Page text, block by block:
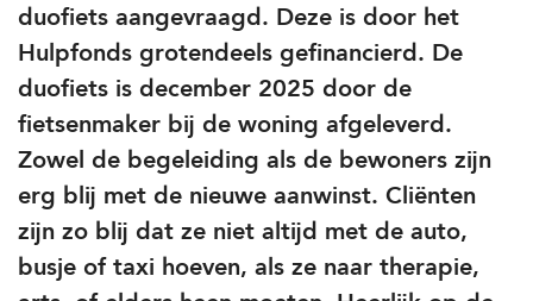
Contact
duofiets aangevraagd. Deze is door het
Hulpfonds grotendeels gefinancierd. De
duofiets is december 2025 door de
fietsenmaker bij de woning afgeleverd.
Zowel de begeleiding als de bewoners zijn
erg blij met de nieuwe aanwinst. Cliënten
zijn zo blij dat ze niet altijd met de auto,
busje of taxi hoeven, als ze naar therapie,